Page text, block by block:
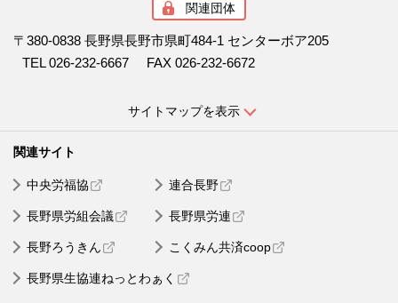
関連団体
〒380-0838 長野県長野市県町484-1 センターボア205
TEL 026-232-6667
FAX 026-232-6672
サイトマップを表示
中央労福協 連合長野
長野県労組会議 長野県労連
長野ろうきん こくみん共済coop
長野県生協連ねっとわぁく